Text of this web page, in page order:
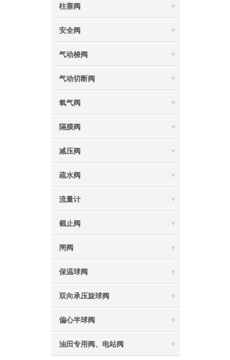
柱塞阀
安全阀
气动梭阀
气动切断阀
氧气阀
隔膜阀
减压阀
疏水阀
流量计
截止阀
闸阀
保温球阀
双向承压旋球阀
偏心半球阀
油田专用阀、电站阀